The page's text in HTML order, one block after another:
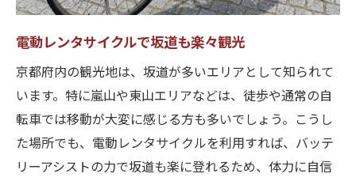
電動レンタサイクルで坂道も楽々観光
京都府内の観光地は、坂道が多いエリアとして知られて
います。特に嵐山や東山エリアなどは、徒歩や通常の自
転車では移動が大変に感じる方も多いでしょう。こうし
た場所でも、電動レンタサイクルを利用すれば、バッテ
リーアシストの力で坂道も楽に登れるため、体力に自信